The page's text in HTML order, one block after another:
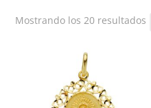
Mostrando los 20 resultados